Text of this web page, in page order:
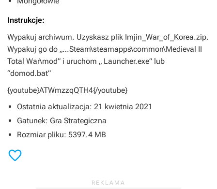
Instrukcje:
Wypakuj archiwum. Uzyskasz plik Imjin_War_of_Korea.zip.
Wypakuj go do „…Steam\steamapps\common\Medieval II
Total War\mod” i uruchom „ Launcher.exe” lub
“domod.bat”
{youtube}ATWmzzqQTH4{/youtube}
Ostatnia aktualizacja: 21 kwietnia 2021
Gatunek: Gra Strategiczna
Rozmiar pliku: 5397.4 MB
